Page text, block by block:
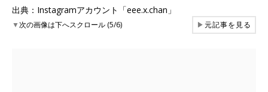
出典：Instagramアカウント「eee.x.chan」
▼次の画像は下へスクロール (5/6) ▶元記事を見る